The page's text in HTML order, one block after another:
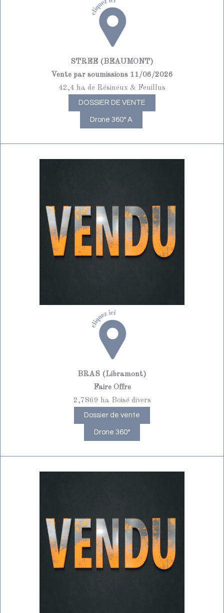
STREE (BEAUMONT)
Vente par soumissions 11/06/2026
42,4 ha de Résineux & Feuillus
DOSSIER DE VENTE
Drone 360° A
BRAS (Libramont)
Faire Offre
2,7869 ha Boisé divers
Dossier de vente
Drone 360°